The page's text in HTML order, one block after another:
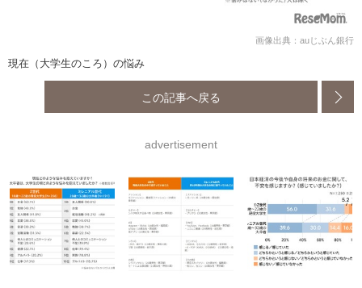
画像出典：auじぶん銀行
現在（大学生のころ）の悩み
この記事へ戻る
advertisement